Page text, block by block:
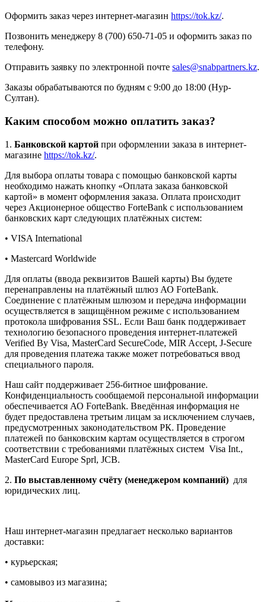
Оформить заказ через интернет-магазин https://tok.kz/.
Позвонить менеджеру 8 (700) 650-71-05 и оформить заказ по
телефону.
Отправить заявку по электронной почте sales@snabpartners.kz.
Заказы обрабатываются по будням с 9:00 до 18:00 (Нур-
Султан).
Каким способом можно оплатить заказ?
1. Банковской картой при оформлении заказа в интернет-
магазине https://tok.kz/.
Для выбора оплаты товара с помощью банковской карты
необходимо нажать кнопку «Оплата заказа банковской
картой» в момент оформления заказа. Оплата происходит
через Акционерное общество ForteBank с использованием
банковских карт следующих платёжных систем:
• VISA International
• Mastercard Worldwide
Для оплаты (ввода реквизитов Вашей карты) Вы будете
перенаправлены на платёжный шлюз АО ForteBank.
Соединение с платёжным шлюзом и передача информации
осуществляется в защищённом режиме с использованием
протокола шифрования SSL. Если Ваш банк поддерживает
технологию безопасного проведения интернет-платежей
Verified By Visa, MasterCard SecureCode, MIR Accept, J-Secure
для проведения платежа также может потребоваться ввод
специального пароля.
Наш сайт поддерживает 256-битное шифрование.
Конфиденциальность сообщаемой персональной информации
обеспечивается АО ForteBank. Введённая информация не
будет предоставлена третьим лицам за исключением случаев,
предусмотренных законодательством РК. Проведение
платежей по банковским картам осуществляется в строгом
соответствии с требованиями платёжных систем Visa Int.,
MasterCard Europe Sprl, JCB.
2. По выставленному счёту (менеджером компаний) для
юридических лиц.
Наш интернет-магазин предлагает несколько вариантов
доставки:
• курьерская;
• самовывоз из магазина;